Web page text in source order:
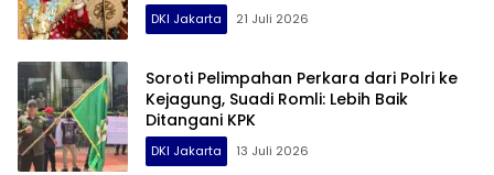
DKI Jakarta 21 Juli 2026
Soroti Pelimpahan Perkara dari Polri ke
Kejagung, Suadi Romli: Lebih Baik
Ditangani KPK
DKI Jakarta 13 Juli 2026